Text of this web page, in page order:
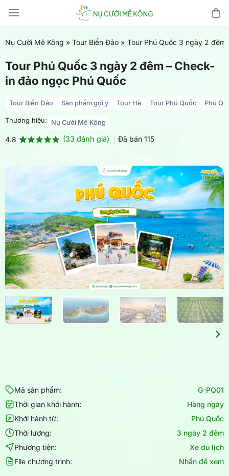
đến
dung
Nụ Cười Mê Kông » Tour Biển Đảo » Tour Phú Quốc 3 ngày 2
Tour Phú Quốc 3 ngày 2 đêm – Check-
in đảo ngọc Phú Quốc
Tour Biển Đảo Sản phẩm gợi ý Tour Hè Tour Phú Quốc Phú
Thương hiệu: Nụ Cười Mê Kông
4.8 (33 đánh giá) Đã bán 115
Mã sản phẩm:
G-PQ01
Thời gian khởi hành:
Hàng ngày
Khởi hành từ:
Phú Quốc
Thời lượng:
3 ngày 2 đêm
Phương tiện:
Xe du lịch
File chương trình:
Nhấn để xem